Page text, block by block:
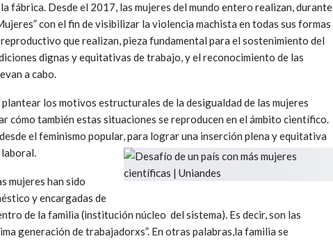
fábrica. Desde el 2017, las mujeres del mundo entero realizan, durante
con el fin de visibilizar la violencia machista en todas sus formas
que realizan, pieza fundamental para el sostenimiento del
dignas y equitativas de trabajo, y el reconocimiento de las
a cabo.
los motivos estructurales de la desigualdad de las mujeres
cómo también estas situaciones se reproducen en el ámbito científico.
el feminismo popular, para lograr una inserción plena y equitativa
laboral.
mujeres han sido
y encargadas de
de la familia (institución núcleo del sistema). Es decir, son las
generación de trabajadorxs”. En otras palabras,la familia se